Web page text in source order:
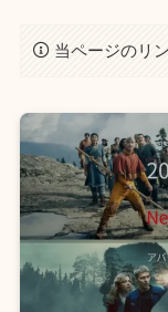
当ページのリ